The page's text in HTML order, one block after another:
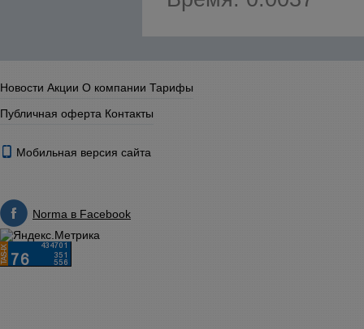
Новости Акции О компании Тарифы
Публичная оферта Контакты
Мобильная версия сайта
Norma в Facebook